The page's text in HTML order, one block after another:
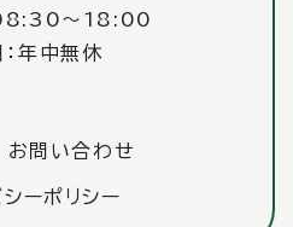
08:30〜18:00
年中無休
お問い合わせ
ーポリシー